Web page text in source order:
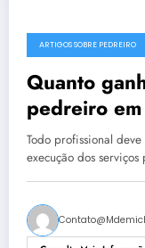
ARTIGOS SOBRE PEDREIRO
Quanto
pedreiro
Todo profissional
execução dos